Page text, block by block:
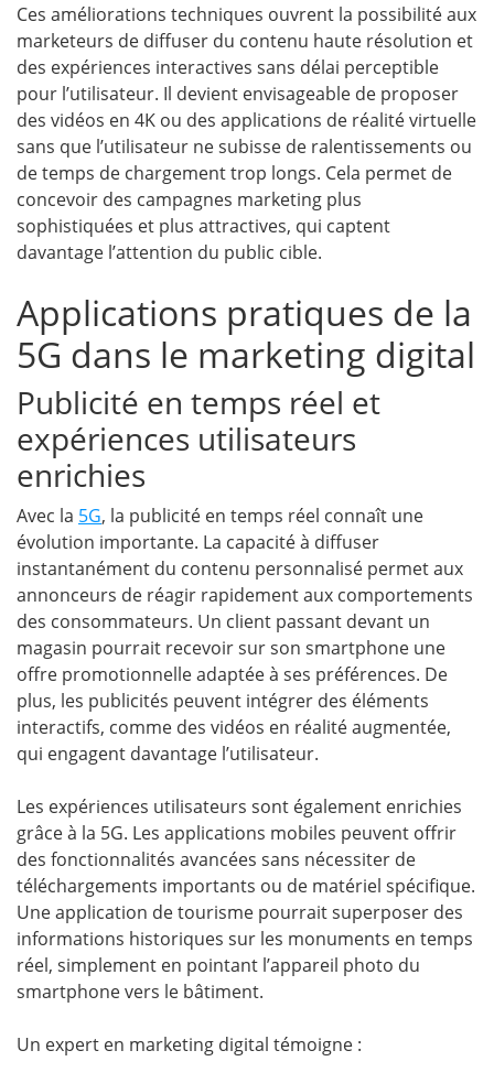
Ces améliorations techniques ouvrent la possibilité aux
marketeurs de diffuser du contenu haute résolution et
des expériences interactives sans délai perceptible
pour l’utilisateur. Il devient envisageable de proposer
des vidéos en 4K ou des applications de réalité virtuelle
sans que l’utilisateur ne subisse de ralentissements ou
de temps de chargement trop longs. Cela permet de
concevoir des campagnes marketing plus
sophistiquées et plus attractives, qui captent
davantage l’attention du public cible.
Applications pratiques de la
5G dans le marketing digital
Publicité en temps réel et
expériences utilisateurs
enrichies
Avec la 5G, la publicité en temps réel connaît une
évolution importante. La capacité à diffuser
instantanément du contenu personnalisé permet aux
annonceurs de réagir rapidement aux comportements
des consommateurs. Un client passant devant un
magasin pourrait recevoir sur son smartphone une
offre promotionnelle adaptée à ses préférences. De
plus, les publicités peuvent intégrer des éléments
interactifs, comme des vidéos en réalité augmentée,
qui engagent davantage l’utilisateur.
Les expériences utilisateurs sont également enrichies
grâce à la 5G. Les applications mobiles peuvent offrir
des fonctionnalités avancées sans nécessiter de
téléchargements importants ou de matériel spécifique.
Une application de tourisme pourrait superposer des
informations historiques sur les monuments en temps
réel, simplement en pointant l’appareil photo du
smartphone vers le bâtiment.
Un expert en marketing digital témoigne :